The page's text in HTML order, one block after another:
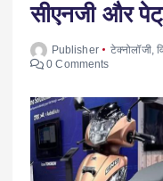
सीएनजी और
Publisher टेक्नोलॉजी,
0 Comments